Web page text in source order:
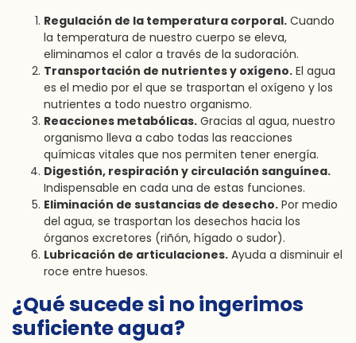
Regulación de la temperatura corporal. Cuando
la temperatura de nuestro cuerpo se eleva,
eliminamos el calor a través de la sudoración.
Transportación de nutrientes y oxígeno. El agua
es el medio por el que se trasportan el oxígeno y los
nutrientes a todo nuestro organismo.
Reacciones metabólicas. Gracias al agua, nuestro
organismo lleva a cabo todas las reacciones
químicas vitales que nos permiten tener energía.
Digestión, respiración y circulación sanguínea.
Indispensable en cada una de estas funciones.
Eliminación de sustancias de desecho. Por medio
del agua, se trasportan los desechos hacia los
órganos excretores (riñón, hígado o sudor).
Lubricación de articulaciones. Ayuda a disminuir el
roce entre huesos.
¿Qué sucede si no ingerimos
suficiente agua?